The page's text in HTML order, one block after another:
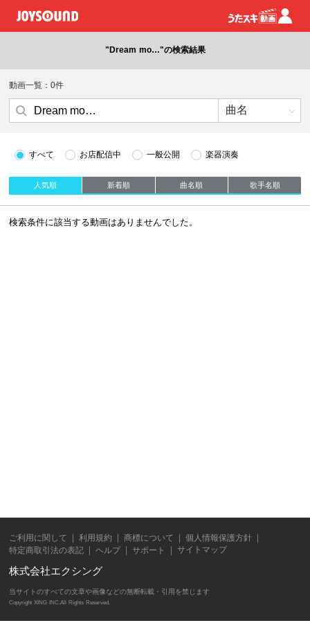
"Dream mo…"の検索結果
動画一覧：0件
すべて お店配信中 一般公開 楽器演奏
人気順 新着順 曲名順 歌手名順
検索条件に該当する動画はありませんでした。
ご利用に関して 利用規約 商標について
個人情報保護方針
特定商取引法の表記
ヘルプ サポート サイトマップ
株式会社エクシング
当サイトのすべての文章や画像などの無断転載・引用を禁じます
Copyright XING INC.All Rights Reserved.